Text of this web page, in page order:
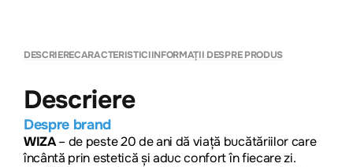
DESCRIERECARACTERISTICIINFORMAȚII DESPRE PRODUS
Descriere
Despre brand
WIZA– de peste 20 de ani dă viață bucătăriilor care
încântă prin estetică și aduc confort în fiecare zi.